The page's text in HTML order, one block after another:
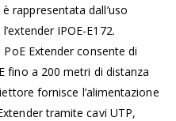
rappresentata dall’uso
IPOE-E172.
PoE Extender consente di
fino a 200 metri di distanza
fornisce l’alimentazione
tramite cavi UTP,